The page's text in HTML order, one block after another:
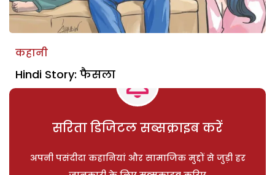
कहानी
Hindi Story: फैसला
सरिता डिजिटल सब्सक्राइब करें
अपनी पसंदीदा कहानियां और सामाजिक मुद्दों से जुड़ी हर